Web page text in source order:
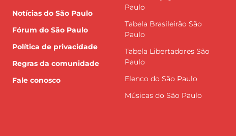
Notícias do São Paulo
Fórum do São Paulo
Política de privacidade
Regras da comunidade
Fale conosco
Paulo
Tabela Brasileirão São
Paulo
Tabela Libertadores São
Paulo
Elenco do São Paulo
Músicas do São Paulo